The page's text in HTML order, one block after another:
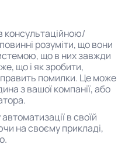
консультаційною/
розуміти, що вони
що в них завжди
що і як зробити,
помилки. Це може
з вашої компанії, або
в своїй
на своєму прикладі,